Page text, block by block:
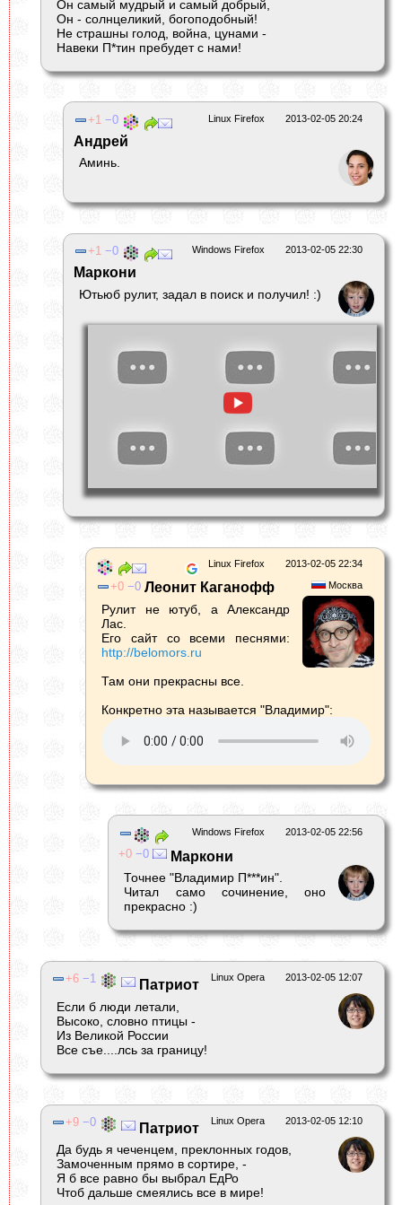
Он самый мудрый и самый добрый,
Он - солнцеликий, богоподобный!
Не страшны голод, война, цунами -
Навеки П*тин пребудет с нами!
2013-02-05 20:24
Linux Firefox
1 0
Андрей
Аминь.
2013-02-05 22:30
Windows Firefox
1 0
Маркони
Ютьюб рулит, задал в поиск и получил! :)
2013-02-05 22:34
Linux Firefox
Москва
0 0 Леонит Каганофф
Рулит не ютуб, а Александр
Лас.
Его сайт со всеми песнями:
http://belomors.ru
Там они прекрасны все.
Конкретно эта называется "Владимир":
2013-02-05 22:56
Windows Firefox
0 0 Маркони
Точнее "Владимир П***ин".
Читал само сочинение, оно
прекрасно :)
2013-02-05 12:07
Linux Opera
6 1 Патриот
Если б люди летали,
Высоко, словно птицы -
Из Великой России
Все съе....лсь за границу!
2013-02-05 12:10
Linux Opera
9 0 Патриот
Да будь я чеченцем, преклонных годов,
Замоченным прямо в сортире, -
Я б все равно бы выбрал ЕдРо
Чтоб дальше смеялись все в мире!